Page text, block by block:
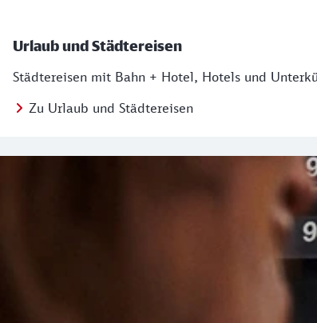
Urlaub und Städtereisen
Städtereisen mit Bahn + Hotel, Hotels und
Zu Urlaub und Städtereisen